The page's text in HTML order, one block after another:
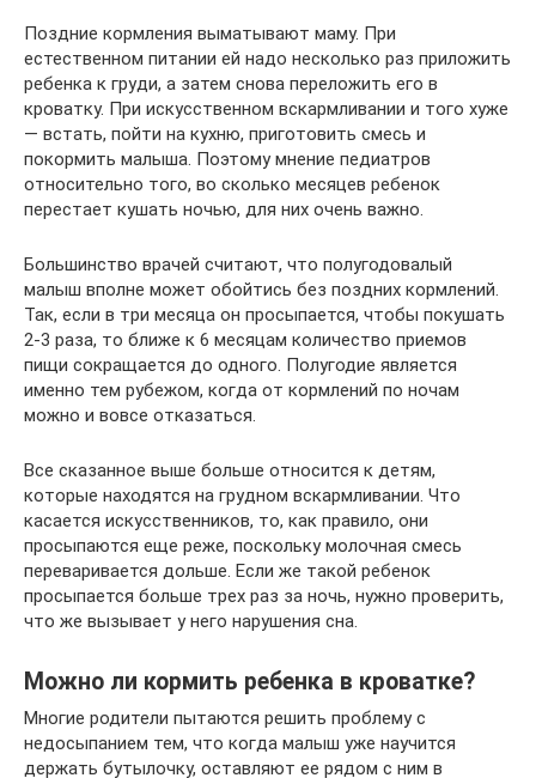
Поздние кормления выматывают маму. При
естественном питании ей надо несколько раз приложить
ребенка к груди, а затем снова переложить его в
кроватку. При искусственном вскармливании и того хуже
— встать, пойти на кухню, приготовить смесь и
покормить малыша. Поэтому мнение педиатров
относительно того, во сколько месяцев ребенок
перестает кушать ночью, для них очень важно.
Большинство врачей считают, что полугодовалый
малыш вполне может обойтись без поздних кормлений.
Так, если в три месяца он просыпается, чтобы покушать
2-3 раза, то ближе к 6 месяцам количество приемов
пищи сокращается до одного. Полугодие является
именно тем рубежом, когда от кормлений по ночам
можно и вовсе отказаться.
Все сказанное выше больше относится к детям,
которые находятся на грудном вскармливании. Что
касается искусственников, то, как правило, они
просыпаются еще реже, поскольку молочная смесь
переваривается дольше. Если же такой ребенок
просыпается больше трех раз за ночь, нужно проверить,
что же вызывает у него нарушения сна.
Можно ли кормить ребенка в кроватке?
Многие родители пытаются решить проблему с
недосыпанием тем, что когда малыш уже научится
держать бутылочку, оставляют ее рядом с ним в